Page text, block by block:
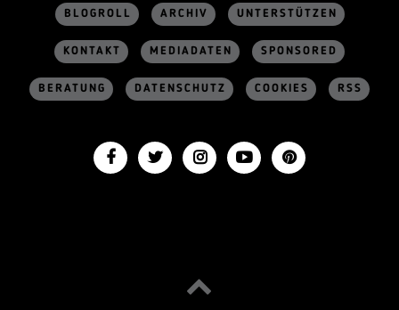
BLOGROLL ARCHIV UNTERSTÜTZEN
KONTAKT MEDIADATEN SPONSORED
BERATUNG DATENSCHUTZ COOKIES RSS